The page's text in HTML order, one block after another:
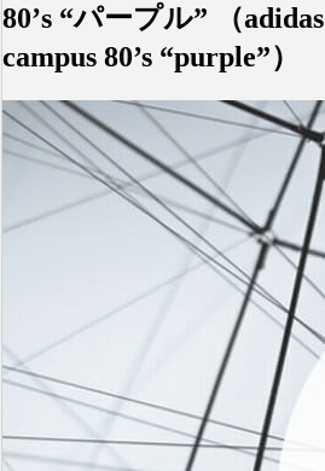
80’s “パープル” （adidas
campus 80’s “purple”）